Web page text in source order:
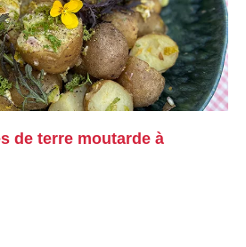
de terre moutarde à